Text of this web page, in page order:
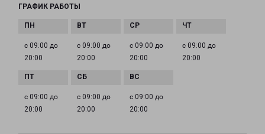
ГРАФИК РАБОТЫ
с 09:00 до
20:00
с 09:00 до
20:00
с 09:00 до
20:00
с 09:00 до
20:00
с 09:00 до
20:00
с 09:00 до
20:00
с 09:00 до
20:00